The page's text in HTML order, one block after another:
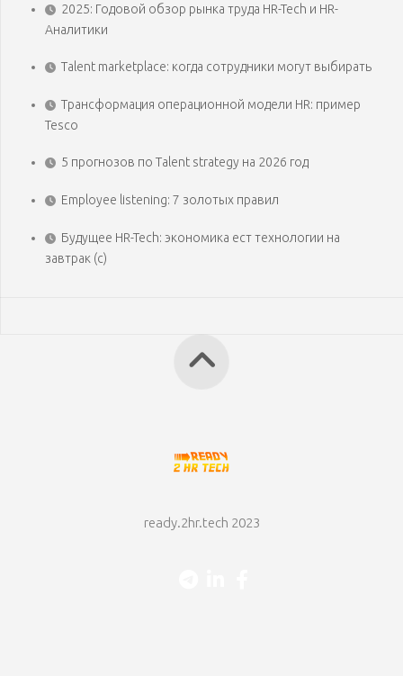
2025: Годовой обзор рынка труда HR-Tech и HR-
Аналитики
Talent marketplace: когда сотрудники могут выбирать
Трансформация операционной модели HR: пример
Tesco
5 прогнозов по Talent strategy на 2026 год
Employee listening: 7 золотых правил
Будущее HR-Tech: экономика ест технологии на
завтрак (с)
ready.2hr.tech 2023